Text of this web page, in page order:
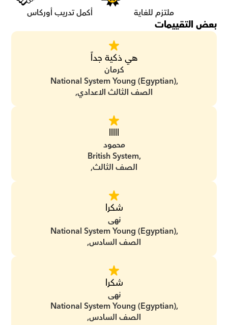
ملتزم للغاية أكمل تدريب أوركاس
بعض التقييمات
هي ذكية جداً
كرمان
الصف الثالث الاعدادي,
National System Young (Egyptian),
ااااا
محمود
الصف الثالث,
British System,
شكرا
نهى
الصف السادس,
National System Young (Egyptian),
شكرا
نهى
الصف السادس,
National System Young (Egyptian),